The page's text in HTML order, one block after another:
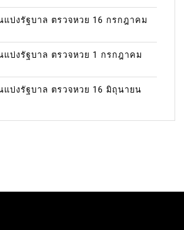
แบ่งรัฐบาล ตรวจหวย 16 กรกฎาคม
แบ่งรัฐบาล ตรวจหวย 1 กรกฎาคม
แบ่งรัฐบาล ตรวจหวย 16 มิถุนายน